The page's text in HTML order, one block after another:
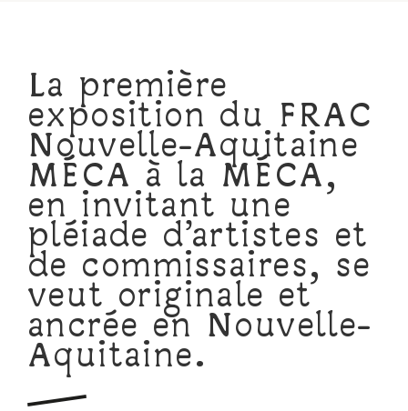
La première
exposition du FRAC
Nouvelle-Aquitaine
MÉCA à la MÉCA,
en invitant une
pléiade d’artistes et
de commissaires, se
veut originale et
ancrée en Nouvelle-
Aquitaine.